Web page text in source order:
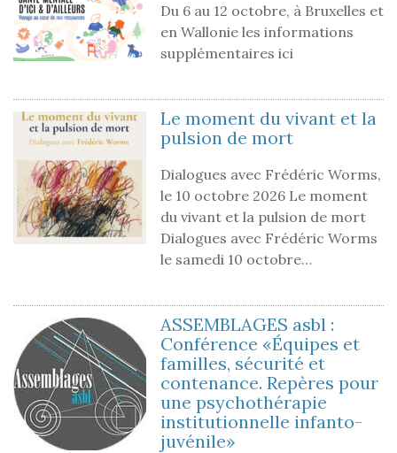
Du 6 au 12 octobre, à Bruxelles et
en Wallonie les informations
supplémentaires ici
Le moment du vivant et la
pulsion de mort
Dialogues avec Frédéric Worms,
le 10 octobre 2026 Le moment
du vivant et la pulsion de mort
Dialogues avec Frédéric Worms
le samedi 10 octobre…
ASSEMBLAGES asbl :
Conférence «Équipes et
familles, sécurité et
contenance. Repères pour
une psychothérapie
institutionnelle infanto-
juvénile»